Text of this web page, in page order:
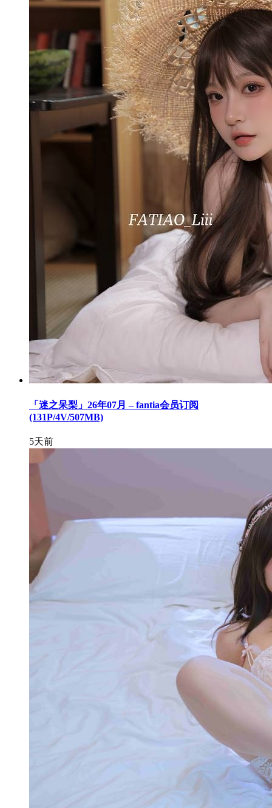
「迷之呆梨」26年07月 – fantia会员订阅
(131P/4V/507MB)
5天前